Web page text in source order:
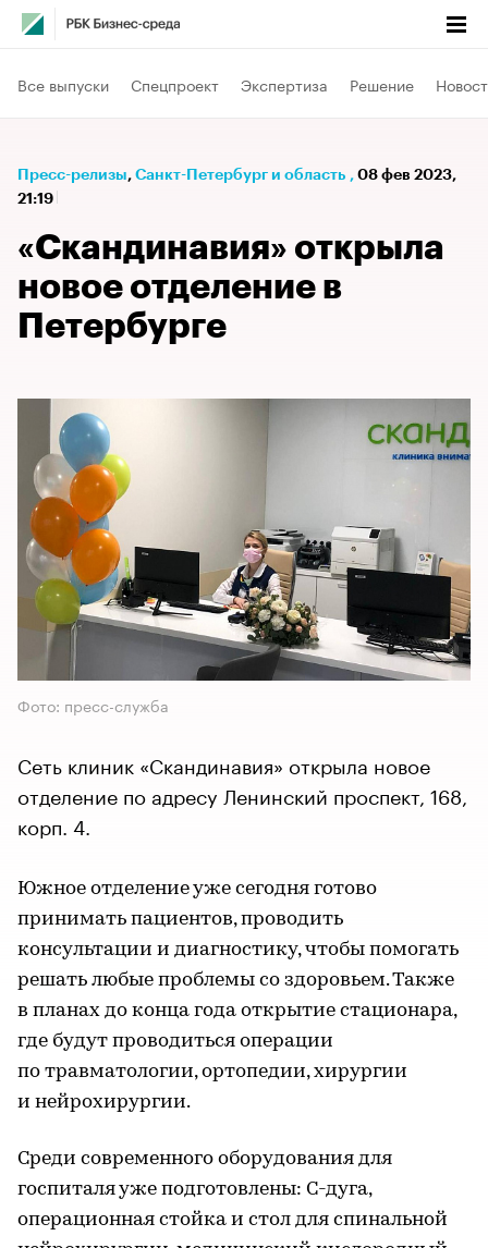
Все выпуски Спецпроект Экспертиза Решение
Пресс-релизы⁠, Санкт-Петербург и область , 08 фев 2023,
21:19
«Скандинавия» открыла
новое отделение в
Петербурге
Фото: пресс-служба
Сеть клиник «Скандинавия» открыла новое
отделение по адресу Ленинский проспект, 168,
корп. 4.
Южное отделение уже сегодня готово
принимать пациентов, проводить
консультации и диагностику, чтобы помогать
решать любые проблемы со здоровьем. Также
в планах до конца года открытие стационара,
где будут проводиться операции
по травматологии, ортопедии, хирургии
и нейрохирургии.
Среди современного оборудования для
госпиталя уже подготовлены: С-дуга,
операционная стойка и стол для спинальной